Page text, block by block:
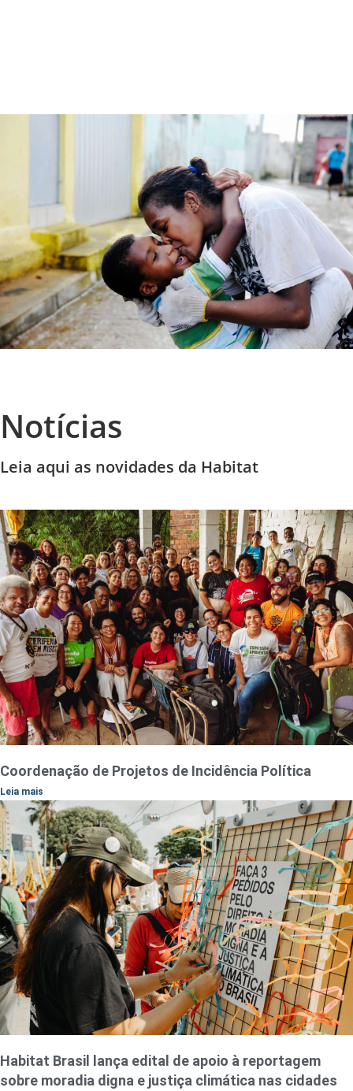
Notícias
Leia aqui as novidades da Habitat
Coordenação de Projetos de Incidência Política
Leia mais
Habitat Brasil lança edital de apoio à reportagem
sobre moradia digna e justiça climática nas cidades